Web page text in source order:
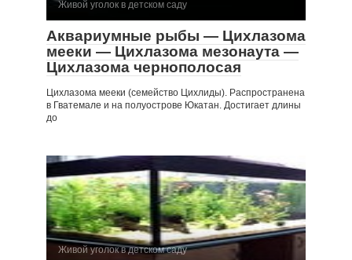
Живой уголок в детском саду
Аквариумные рыбы — Цихлазома
мееки — Цихлазома мезонаута —
Цихлазома чернополосая
Цихлазома мееки (семейство Цихлиды). Распространена
в Гватемале и на полуострове Юкатан. Достигает длины
до
Живой уголок в детском саду